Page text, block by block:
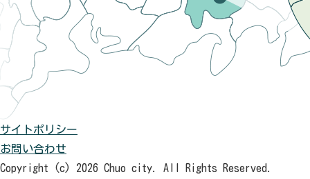
サイトポリシー
お問い合わせ
Copyright (c) 2026 Chuo city. All Rights Reserved.